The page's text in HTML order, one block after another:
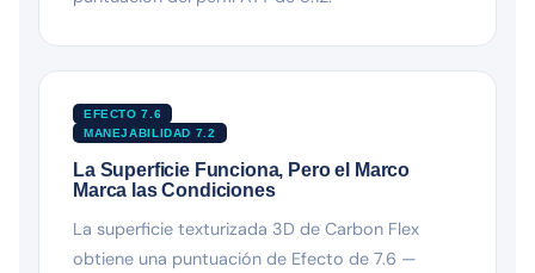
EFECTO 7.6
MANEJABILIDAD 7.2
La Superficie Funciona, Pero el Marco
Marca las Condiciones
La superficie texturizada 3D de Carbon Flex
obtiene una puntuación de Efecto de 7.6 —